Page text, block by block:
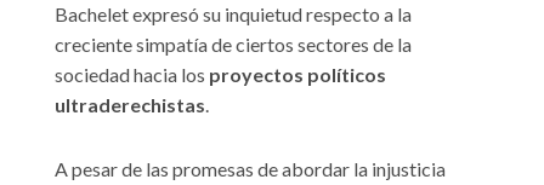
Bachelet expresó su inquietud respecto a la
creciente simpatía de ciertos sectores de la
sociedad hacia los proyectos políticos
ultraderechistas.
A pesar de las promesas de abordar la injusticia